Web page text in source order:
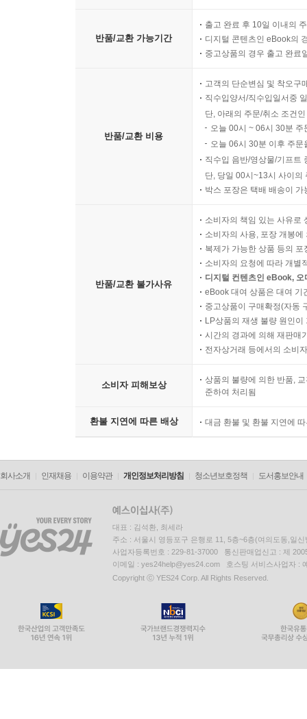
반품/교환 가능기간
출고 완료 후 10일 이내의
디지털 콘텐츠인 eBook의
중고상품의 경우 출고 완료
반품/교환 비용
고객의 단순변심 및 착오구
직수입양서/직수입일서중
단, 아래의 주문/취소 조건
오늘 00시 ~ 06시 30분
오늘 06시 30분 이후 주
직수입 음반/영상물/기프트
단, 당일 00시~13시 사이의
박스 포장은 택배 배송이
반품/교환 불가사유
소비자의 책임 있는 사유로
소비자의 사용, 포장 개봉
복제가 가능한 상품 등의
소비자의 요청에 따라 개별
디지털 컨텐츠인 eBook,
eBook 대여 상품은 대여 기
중고상품이 구매확정(자동
LP상품의 재생 불량 원인
시간의 경과에 의해 재판매
전자상거래 등에서의 소비
소비자 피해보상
상품의 불량에 의한 반품,
준하여 처리됨
환불 지연에 따른 배상 대금 환불 및 환불 지연에
회사소개 인재채용 이용약관 개인정보처리방침 청소년보호정책 도서홍보안내
대표 : 김석환, 최세라
주소 : 서울시 영등포구 은행로 11, 5층~6층(여의도동,일신
사업자등록번호 : 229-81-37000 통신판매업신고 : 제
이메일 : yes24help@yes24.com 호스팅 서비스사업자 :
Copyright ⓒ YES24 Corp. All Rights Reserved.